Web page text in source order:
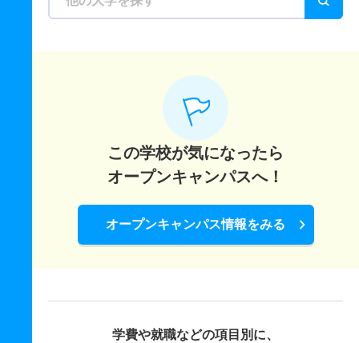
この学校が気になったら
オープンキャンパスへ！
オープンキャンパス情報をみる
学費や就職などの項目別に、